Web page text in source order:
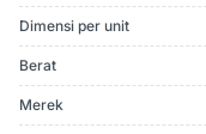
Dimensi per unit
Berat
Merek